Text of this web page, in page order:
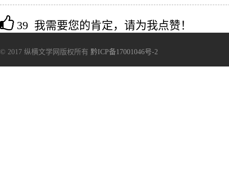
39 我需要您的肯定，请为我点赞！
© 2017 纵横文学网版权所有 黔ICP备17001046号-2